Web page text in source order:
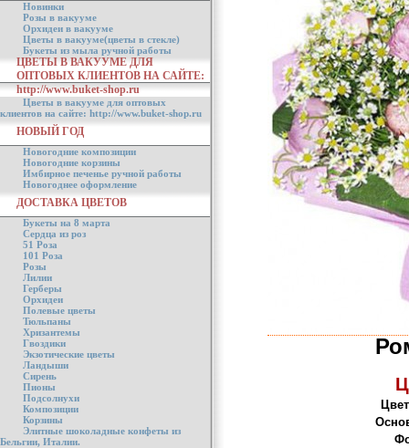
Новинки
Розы в вакууме
Орхидеи в вакууме
Цветы в вакууме(цветы в стекле)
Букеты из мыла ручной работы
ЦВЕТЫ В ВАКУУМЕ ДЛЯ
ОПТОВЫХ КЛИЕНТОВ НА САЙТЕ:
http://www.buket-shop.ru
Цветы в вакууме для оптовых
клиентов на сайте: http://www.buket-shop.ru
НОВЫЙ ГОД
Новогодние композиции
Новогодние корзины
Имбирное печенье ручной работы
Новогоднее оформление
ДОСТАВКА ЦВЕТОВ
Букеты на 8 марта
Сердца из роз
51 Роза
101 Роза
Розы
Лилии
Герберы
Орхидеи
Полевые цветы
Тюльпаны
Хризантемы
Гвоздики
Экзотические цветы
Ландыши
Сирень
Пионы
Подсолнухи
Композиции
Корзины
Элитные шоколадные конфеты из
Бельгии, Италии.